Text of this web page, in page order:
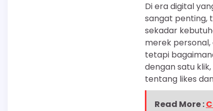
Di era digital
sangat penting,
sekadar
merek personal,
tetapi
dengan satu
tentang likes
Read More :